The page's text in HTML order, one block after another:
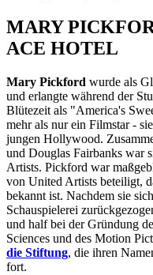
MARY
ACE HOTEL
Mary Pickford wurde als
und erlangte während der
Blütezeit als "America's
mehr als nur ein Filmstar -
jungen Hollywood.
und Douglas Fairbanks war
Artists. Pickford war
von United Artists beteiligt,
bekannt ist. Nachdem sie
Schauspielerei
und half bei der Gründung
Sciences und des Motion
die Stiftung, die ihren
fort.